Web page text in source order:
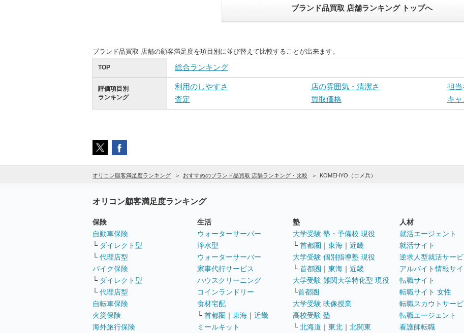
ブランド品買取 店舗ランキング トップへ
ブランド品買取 店舗の顧客満足度を項目別に並び替えて比較することが出来ます。
TOP 総合ランキング
評価項目別
ランキング
利用のしやすさ 店の雰囲気・清潔さ
担当
査定
買取価格 キ
オリコン顧客満足度ランキング おすすめのブランド品買取 店舗ランキング・比較 KOMEHYO（コメ兵）
オリコン顧客満足度ランキング
保険
自動車保険
└ ダイレクト型
└ 代理店型
バイク保険
└ ダイレクト型
└ 代理店型
自転車保険
火災保険
海外旅行保険
生活
ウォーターサーバー
浄水型
ウォーターサーバー
家事代行サービス
ハウスクリーニング
コインランドリー
食材宅配
└ 首都圏 ｜ 東海 ｜ 近畿
ミールキット
塾
大学受験 塾・予備校 現役
└ 首都圏 ｜ 東海 ｜ 近畿
大学受験 個別指導塾 現役
└ 首都圏 ｜ 東海 ｜ 近畿
大学受験 難関大学特化型 現役
└首都圏
大学受験 映像授業
高校受験 塾
└ 北海道 ｜ 東北 ｜ 北関東
人材
就活エージェント
就活サイト
逆求人型就活サービ
アルバイト情報サイ
転職サイト
転職サイト 女性
転職スカウトサービ
転職エージェント
看護師転職